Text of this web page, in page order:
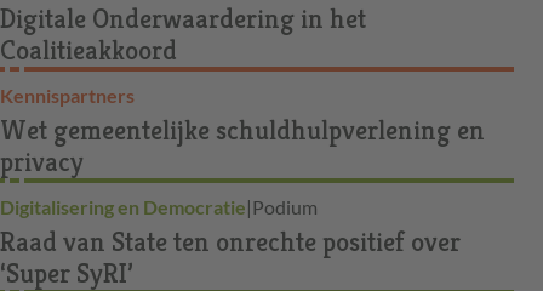
Digitale Onderwaardering in het
Coalitieakkoord
Kennispartners
Wet gemeentelijke schuldhulpverlening en
privacy
Digitalisering en Democratie|Podium
Raad van State ten onrechte positief over
‘Super SyRI’